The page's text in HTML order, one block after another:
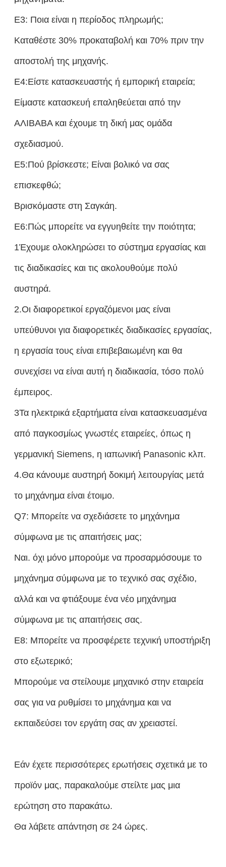
Ε3: Ποια είναι η περίοδος πληρωμής;
Καταθέστε 30% προκαταβολή και 70% πριν την
αποστολή της μηχανής.
Ε4:Είστε κατασκευαστής ή εμπορική εταιρεία;
Είμαστε κατασκευή επαληθεύεται από την
ΑΛΙΒΑΒΑ και έχουμε τη δική μας ομάδα
σχεδιασμού.
Ε5:Πού βρίσκεστε; Είναι βολικό να σας
επισκεφθώ;
Βρισκόμαστε στη Σαγκάη.
Ε6:Πώς μπορείτε να εγγυηθείτε την ποιότητα;
1Έχουμε ολοκληρώσει το σύστημα εργασίας και
τις διαδικασίες και τις ακολουθούμε πολύ
αυστηρά.
2.Οι διαφορετικοί εργαζόμενοι μας είναι
υπεύθυνοι για διαφορετικές διαδικασίες εργασίας,
η εργασία τους είναι επιβεβαιωμένη και θα
συνεχίσει να είναι αυτή η διαδικασία, τόσο πολύ
έμπειρος.
3Τα ηλεκτρικά εξαρτήματα είναι κατασκευασμένα
από παγκοσμίως γνωστές εταιρείες, όπως η
γερμανική Siemens, η ιαπωνική Panasonic κλπ.
4.Θα κάνουμε αυστηρή δοκιμή λειτουργίας μετά
το μηχάνημα είναι έτοιμο.
Q7: Μπορείτε να σχεδιάσετε το μηχάνημα
σύμφωνα με τις απαιτήσεις μας;
Ναι. όχι μόνο μπορούμε να προσαρμόσουμε το
μηχάνημα σύμφωνα με το τεχνικό σας σχέδιο,
αλλά και να φτιάξουμε ένα νέο μηχάνημα
σύμφωνα με τις απαιτήσεις σας.
Ε8: Μπορείτε να προσφέρετε τεχνική υποστήριξη
στο εξωτερικό;
Μπορούμε να στείλουμε μηχανικό στην εταιρεία
σας για να ρυθμίσει το μηχάνημα και να
εκπαιδεύσει τον εργάτη σας αν χρειαστεί.
Εάν έχετε περισσότερες ερωτήσεις σχετικά με το
προϊόν μας, παρακαλούμε στείλτε μας μια
ερώτηση στο παρακάτω.
Θα λάβετε απάντηση σε 24 ώρες.